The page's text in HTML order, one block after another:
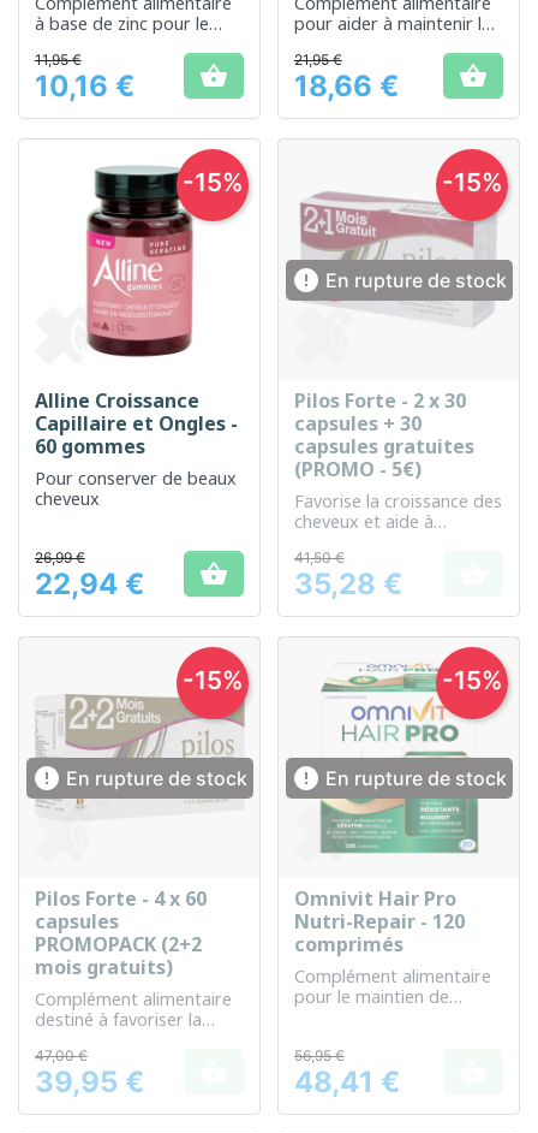
à base de zinc pour le
immunitaire
Prix
11,95 €
10,16 € 
pour aider à maintenir la
Prix
21,95 €
18,66 € 
Alline Croissance
Capillaire et Ongles -
60 gommes
Pour conserver de beaux
cheveux
Prix
26,99 €
22,94 € 
-15%
 En rupture de stock
Pilos Forte - 2 x 30
capsules + 30
capsules gratuites
(PROMO - 5€)
Favorise la croissance des
cheveux et aide à
Prix
41,50 €
35,28 €
-15%
 En rupture de stock
Pilos Forte - 4 x 60
capsules
PROMOPACK (2+2
mois gratuits)
Complément alimentaire
destiné à favoriser la
ongles.
Prix
47,00 €
39,95 €
-15%
 En rupture de stock
Omnivit Hair Pro
Nutri-Repair - 120
comprimés
Complément alimentaire
pour le maintien de
Prix
56,95 €
48,41 €
-15%